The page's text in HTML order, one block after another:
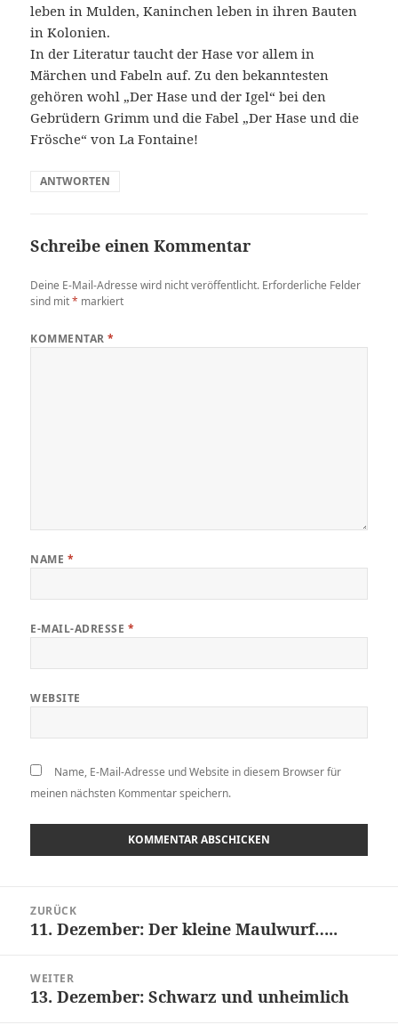
leben in Mulden, Kaninchen leben in ihren Bauten
in Kolonien.
In der Literatur taucht der Hase vor allem in
Märchen und Fabeln auf. Zu den bekanntesten
gehören wohl „Der Hase und der Igel“ bei den
Gebrüdern Grimm und die Fabel „Der Hase und die
Frösche“ von La Fontaine!
ANTWORTEN
Schreibe einen Kommentar
Deine E-Mail-Adresse wird nicht veröffentlicht. Erforderliche Felder
sind mit* markiert
KOMMENTAR*
NAME *
E-MAIL-ADRESSE *
WEBSITE
Name, E-Mail-Adresse und Website in diesem Browser für
meinen nächsten Kommentar speichern.
ZURÜCK
Vorheriger
11. Dezember: Der kleine Maulwurf…..
WEITER
Nächster
13. Dezember: Schwarz und unheimlich